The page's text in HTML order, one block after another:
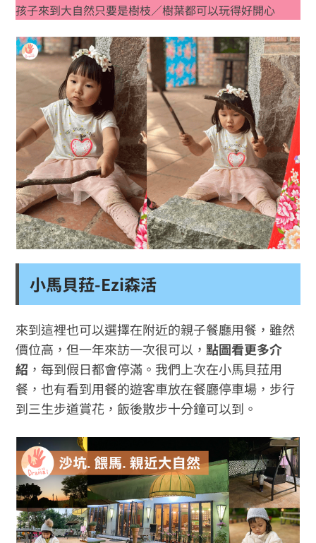
孩子來到大自然只要是樹枝／樹葉都可以玩得好開心
小馬貝菈-Ezi森活
來到這裡也可以選擇在附近的親子餐廳用餐，雖然
價位高，但一年來訪一次很可以， 點圖看更多介
紹 ，每到假日都會停滿。我們上次在小馬貝菈用
餐，也有看到用餐的遊客車放在餐廳停車場，步行
到三生步道賞花，飯後散步十分鐘可以到。